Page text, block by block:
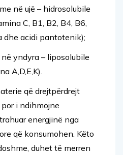
në ujë – hidrosolubile
C, B1, B2, B4, B6,
dhe acidi pantotenik);
yndyra – liposolubile
A,D,E,K).
që drejtpërdrejt
i ndihmojne
energjinë nga
që konsumohen. Këto
duhet të merren